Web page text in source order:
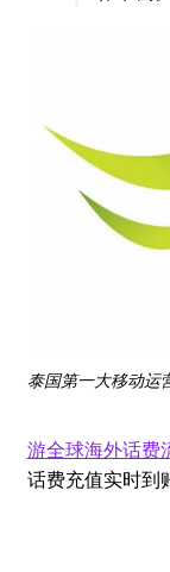
泰国第一大移动运
游全球海外话费
话费充值实时到